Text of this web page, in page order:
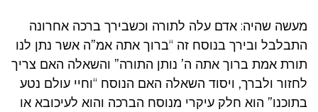
מעשה שהיה: אדם עלה לתורה וכשבירך ברכה אחרונה
התבלבל ובירך בנוסח זה “ברוך אתה אמ”ה אשר נתן לנו
תורת אמת ברוך אתה ה’ נותן התורה” והשאלה האם צריך
לחזור ולברך, ויסוד השאלה האם הנוסח “וחיי עולם נטע
בתוכנו” הוא חלק עיקרי מנוסח הברכה והוא לעיכובא או